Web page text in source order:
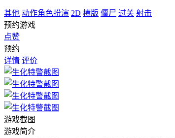
其他 动作角色扮演 2D 横版 僵尸 过关 射击
预约游戏
点赞
预约
详情 评价
游戏截图
游戏简介